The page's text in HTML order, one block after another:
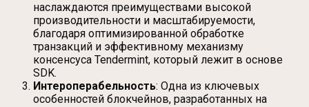
наслаждаются преимуществами высокой
производительности и масштабируемости,
благодаря оптимизированной обработке
транзакций и эффективному механизму
консенсуса Tendermint, который лежит в основе
SDK.
Интероперабельность: Одна из ключевых
особенностей блокчейнов, разработанных на